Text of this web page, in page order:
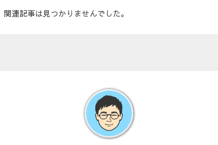
関連記事は見つかりませんでした。